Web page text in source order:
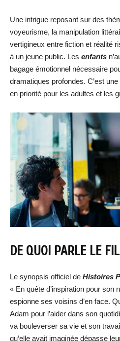
Une intrigue reposant sur des
voyeurisme, la manipulation
vertigineux entre fiction et réalité
à un jeune public. Les enfants
bagage émotionnel nécessaire
dramatiques profondes. C’est
en priorité pour les adultes et les
DE QUOI PARLE LE
Le synopsis officiel de Histoires
« En quête d’inspiration pour son
espionne ses voisins d’en face.
Adam pour l’aider dans son
va bouleverser sa vie et son
qu’elle avait imaginée dépasse